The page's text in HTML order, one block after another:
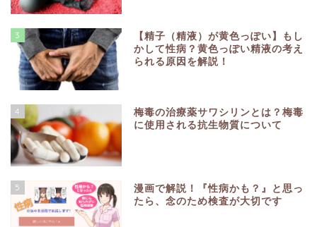
3
【精子（精液）が黄色っぽい】もし
かして性病？黄色っぽい精液の考え
られる原因を解説！
4
梅毒の治療薬サワシリンとは？梅毒
に使用される抗生物質について
5
漫画で解説！『性病かも？』と思っ
たら、念のため検査が大切です